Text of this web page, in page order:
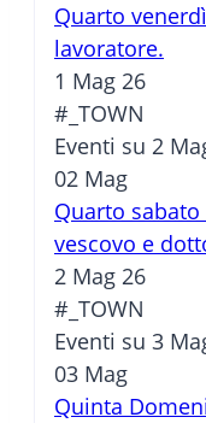
Quarto
lavoratore.
1 Mag 26
#_TOWN
Eventi su 2
02 Mag
Quarto sabato
vescovo e
2 Mag 26
#_TOWN
Eventi su 3
03 Mag
Quinta